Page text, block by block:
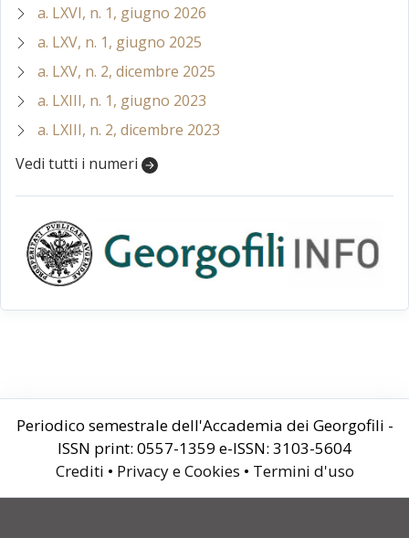
a. LXVI, n. 1, giugno 2026
a. LXV, n. 1, giugno 2025
a. LXV, n. 2, dicembre 2025
a. LXIII, n. 1, giugno 2023
a. LXIII, n. 2, dicembre 2023
Vedi tutti i numeri
Periodico semestrale dell'Accademia dei Georgofili -
ISSN print: 0557-1359 e-ISSN: 3103-5604
Crediti • Privacy e Cookies • Termini d'uso